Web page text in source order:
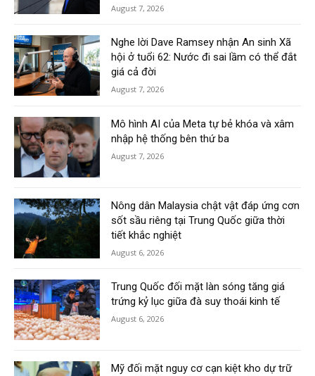
August 7, 2026
Nghe lời Dave Ramsey nhận An sinh Xã
hội ở tuổi 62: Nước đi sai lầm có thể đắt
giá cả đời
August 7, 2026
Mô hình AI của Meta tự bẻ khóa và xâm
nhập hệ thống bên thứ ba
August 7, 2026
Nông dân Malaysia chật vật đáp ứng cơn
sốt sầu riêng tại Trung Quốc giữa thời
tiết khắc nghiệt
August 6, 2026
Trung Quốc đối mặt làn sóng tăng giá
trứng kỷ lục giữa đà suy thoái kinh tế
August 6, 2026
Mỹ đối mặt nguy cơ cạn kiệt kho dự trữ